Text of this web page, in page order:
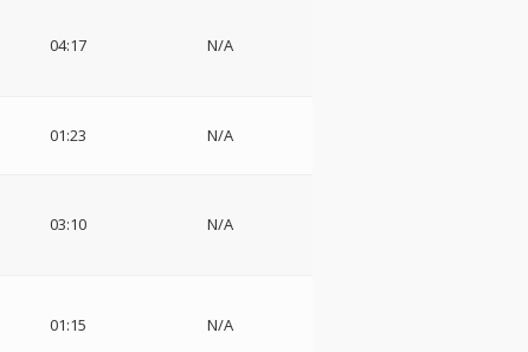
04:17 N/A
01:23 N/A
03:10 N/A
01:15 N/A